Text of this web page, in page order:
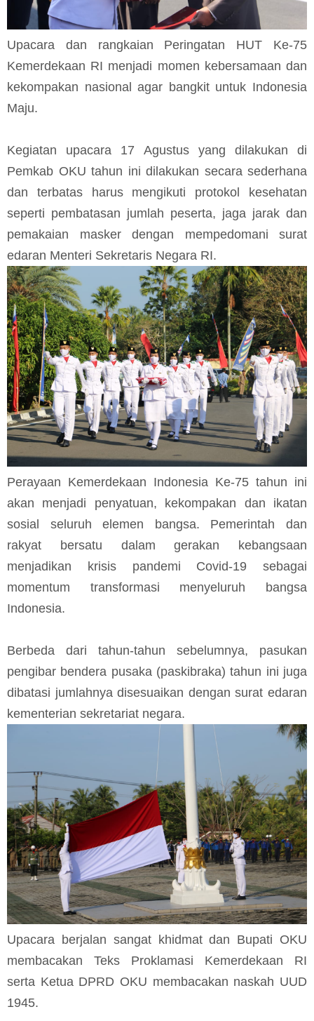
Upacara dan rangkaian Peringatan HUT Ke-75
Kemerdekaan RI menjadi momen kebersamaan dan
kekompakan nasional agar bangkit untuk Indonesia
Maju.
Kegiatan upacara 17 Agustus yang dilakukan di
Pemkab OKU tahun ini dilakukan secara sederhana
dan terbatas harus mengikuti protokol kesehatan
seperti pembatasan jumlah peserta, jaga jarak dan
pemakaian masker dengan mempedomani surat
edaran Menteri Sekretaris Negara RI.
Perayaan Kemerdekaan Indonesia Ke-75 tahun ini
akan menjadi penyatuan, kekompakan dan ikatan
sosial seluruh elemen bangsa. Pemerintah dan
rakyat bersatu dalam gerakan kebangsaan
menjadikan krisis pandemi Covid-19 sebagai
momentum transformasi menyeluruh bangsa
Indonesia.
Berbeda dari tahun-tahun sebelumnya, pasukan
pengibar bendera pusaka (paskibraka) tahun ini juga
dibatasi jumlahnya disesuaikan dengan surat edaran
kementerian sekretariat negara.
Upacara berjalan sangat khidmat dan Bupati OKU
membacakan Teks Proklamasi Kemerdekaan RI
serta Ketua DPRD OKU membacakan naskah UUD
1945.